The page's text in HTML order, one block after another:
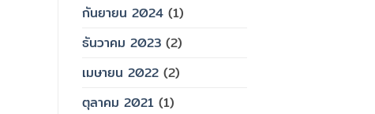
กันยายน 2024 (1)
ธันวาคม 2023 (2)
เมษายน 2022 (2)
ตุลาคม 2021 (1)